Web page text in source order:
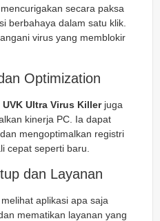
secara paksa
berbahaya dalam satu klik.
virus yang memblokir
Optimization
UVK Ultra Virus Killerjuga
kinerja PC. Ia dapat
mengoptimalkan registri
cepat seperti baru.
dan Layanan
aplikasi apa saja
mematikan layanan yang